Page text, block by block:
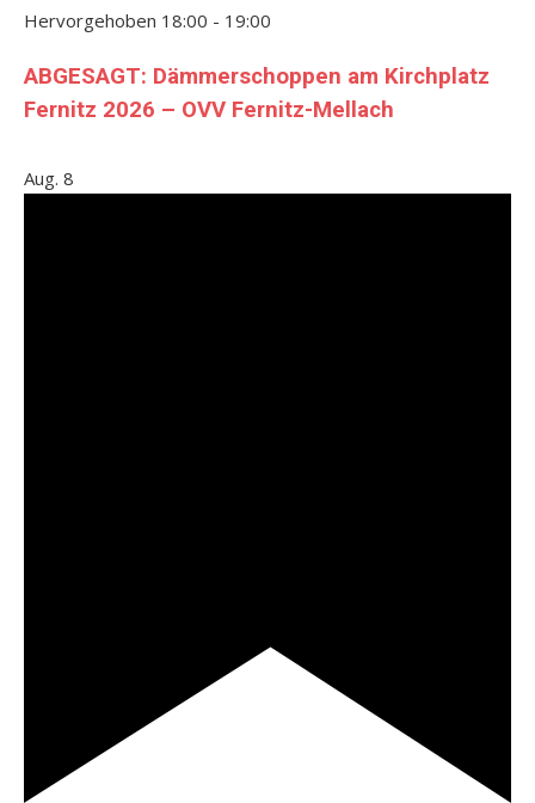
Hervorgehoben 18:00 - 19:00
ABGESAGT: Dämmerschoppen am Kirchplatz
Fernitz 2026 – OVV Fernitz-Mellach
Aug. 8